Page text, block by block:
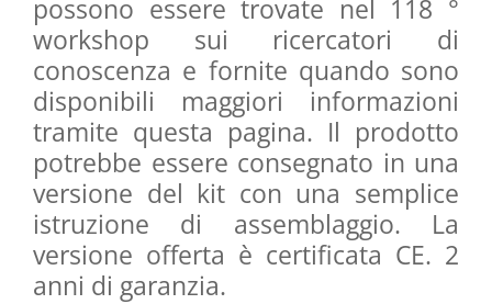
possono essere trovate nel 118 °
workshop sui ricercatori di
conoscenza e fornite quando sono
disponibili maggiori informazioni
tramite questa pagina. Il prodotto
potrebbe essere consegnato in una
versione del kit con una semplice
istruzione di assemblaggio. La
versione offerta è certificata CE. 2
anni di garanzia.